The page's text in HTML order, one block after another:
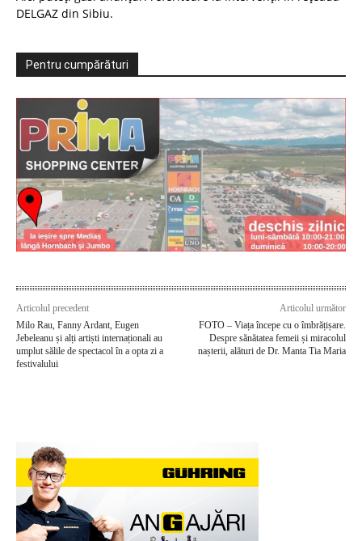
DELGAZ din Sibiu.
Pentru cumpărături
Articolul precedent
Milo Rau, Fanny Ardant, Eugen
Jebeleanu și alți artiști internaționali au
umplut sălile de spectacol în a opta zi a
festivalului
Articolul următor
FOTO – Viața începe cu o îmbrățișare.
Despre sănătatea femeii și miracolul
nașterii, alături de Dr. Manta Tia Maria